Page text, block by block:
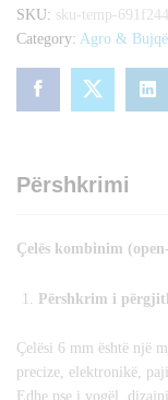
mm
quantity
SKU: sku-temp-
Category: Agro &
Përshkrimi
Çelës kombinim
Përshkrim i
Çelësi 6 mm është një
precize, elektronikë,
Edhe pse i vogël,